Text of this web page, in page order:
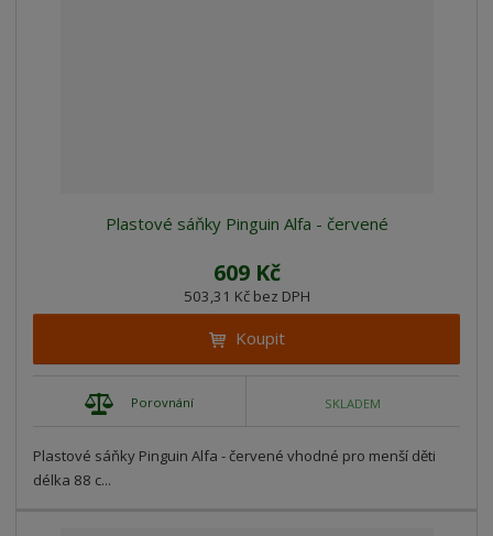
Plastové sáňky Pinguin Alfa - červené
609 Kč
503,31 Kč bez DPH
Koupit
Porovnání SKLADEM
Plastové sáňky Pinguin Alfa - červené vhodné pro menší děti
délka 88 c...